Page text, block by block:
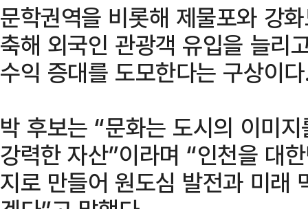
문학권역을 비롯해 제물포와 강
축해 외국인 관광객 유입을 늘리
수익 증대를 도모한다는 구상이
박 후보는 “문화는 도시의 이미
강력한 자산”이라며 “인천을 대
지로 만들어 원도심 발전과 미래